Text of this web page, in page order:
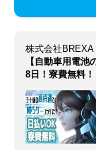
株式会社
【自動車用電
8日！寮費無料！